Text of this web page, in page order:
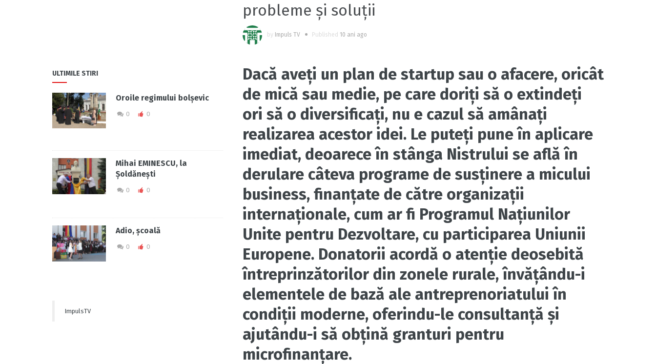
ULTIMILE STIRI
Oroile regimului bolșevic
0 0
Mihai EMINESCU, la
Șoldănești
0 0
Adio, școală
0 0
ImpulsTV
probleme și soluții
by Impuls TV Published 10 ani ago
Dacă aveţi un plan de startup sau o afacere, oricât
de mică sau medie, pe care doriți să o extindeţi
ori să o diversificaţi, nu e cazul să amânați
realizarea acestor idei. Le puteți pune în aplicare
imediat, deoarece în stânga Nistrului se află în
derulare câteva programe de susținere a micului
business, finanţate de către organizaţii
internaţionale, cum ar fi Programul Naţiunilor
Unite pentru Dezvoltare, cu participarea Uniunii
Europene. Donatorii acordă o atenţie deosebită
întreprinzătorilor din zonele rurale, învăţându-i
elementele de bază ale antreprenoriatului în
condiţii moderne, oferindu-le consultanță și
ajutându-i să obţină granturi pentru
microfinanţare.